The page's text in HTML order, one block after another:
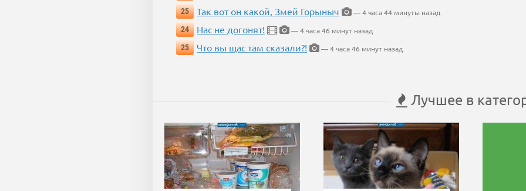
25
Так вот он какой, Змей Горыныч
— 4 часа 44 минуты назад
24
Нас не догонят!
— 4 часа 46 минут назад
25
Что вы щас там сказали?! — 4 часа 46 минут назад
Лучшее в